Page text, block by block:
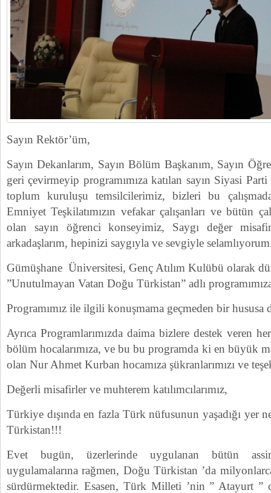
Sayın Rektör’üm,
Sayın Dekanlarım, Sayın Bölüm Başkanım, Sayın
geri çevirmeyip programımıza katılan sayın Siyasi
toplum kuruluşu temsilcilerimiz, bizleri bu
Emniyet Teşkilatımızın vefakar çalışanları ve bütün
olan sayın öğrenci konseyimiz, Saygı değer
arkadaşlarım, hepinizi saygıyla ve sevgiyle
Gümüşhane Üniversitesi, Genç Atılım Kulübü olarak
”Unutulmayan Vatan Doğu Türkistan” adlı
Programımız ile ilgili konuşmama geçmeden bir
Ayrıca Programlarımızda daima bizlere destek veren
bölüm hocalarımıza, ve bu bu programda ki en büyük
olan Nur Ahmet Kurban hocamıza şükranlarımızı ve
Değerli misafirler ve muhterem katılımcılarımız,
Türkiye dışında en fazla Türk nüfusunun yaşadığı yer
Türkistan!!!
Evet bugün, üzerlerinde uygulanan bütün
uygulamalarına rağmen, Doğu Türkistan ’da
sürdürmektedir. Esasen, Türk Milleti ’nin ” Atayurt ”